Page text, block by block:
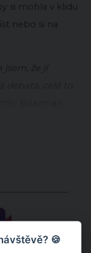
si mohla v klidu
nebo si na
že jí
🍪